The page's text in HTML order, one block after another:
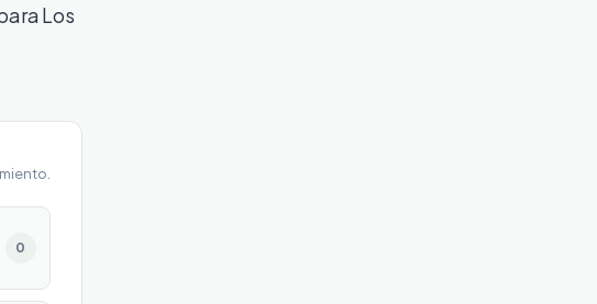
Los
0